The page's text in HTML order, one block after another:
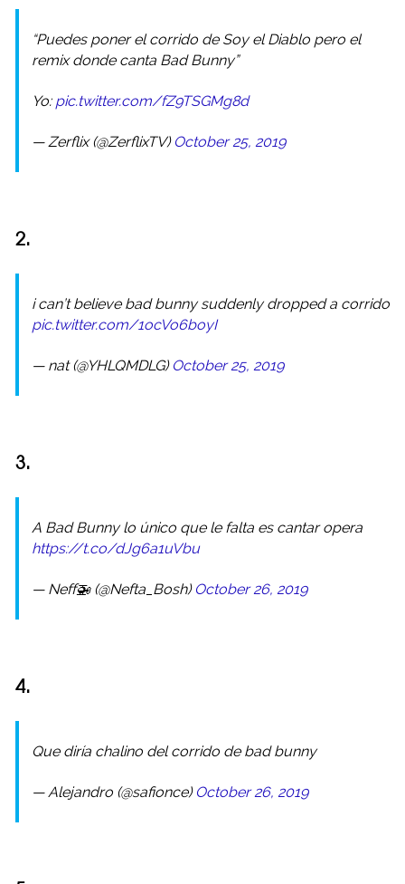
“Puedes poner el corrido de Soy el Diablo pero el
remix donde canta Bad Bunny”
Yo: pic.twitter.com/fZ9TSGMg8d
— Zerflix (@ZerflixTV) October 25, 2019
2.
i can’t believe bad bunny suddenly dropped a corrido
pic.twitter.com/1ocVo6boyI
— nat (@YHLQMDLG) October 25, 2019
3.
A Bad Bunny lo único que le falta es cantar opera
https://t.co/dJg6a1uVbu
— Neff🚁 (@Nefta_Bosh) October 26, 2019
4.
Que diría chalino del corrido de bad bunny
— Alejandro (@safionce) October 26, 2019